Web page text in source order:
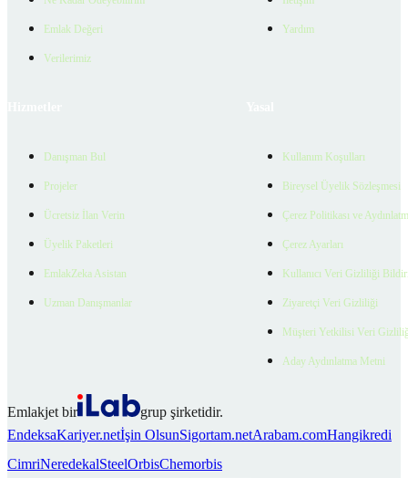
Emlak Değeri
Verilerimiz
Yardım
Danışman Bul
Projeler
Ücretsiz İlan Verin
Üyelik Paketleri
EmlakZeka Asistan
Uzman Danışmanlar
Kullanım Koşulları
Bireysel Üyelik Sözleşmesi
Çerez Politikası ve
Çerez Ayarları
Kullanıcı Veri Gizliliği
Ziyaretçi Veri Gizliliği
Müşteri Yetkilisi Veri
Aday Aydınlatma Metni
Emlakjet bir
grup şirketidir.
EndeksaKariyer.netİşin OlsunSigortam.netArabam.comHangikredi
CimriNeredekalSteelOrbisChemorbis